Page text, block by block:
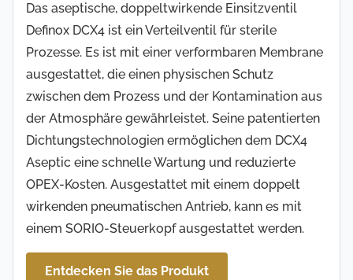
Das aseptische, doppeltwirkende Einsitzventil
Definox DCX4 ist ein Verteilventil für sterile
Prozesse. Es ist mit einer verformbaren Membrane
ausgestattet, die einen physischen Schutz
zwischen dem Prozess und der Kontamination aus
der Atmosphäre gewährleistet. Seine patentierten
Dichtungstechnologien ermöglichen dem DCX4
Aseptic eine schnelle Wartung und reduzierte
OPEX-Kosten. Ausgestattet mit einem doppelt
wirkenden pneumatischen Antrieb, kann es mit
einem SORIO-Steuerkopf ausgestattet werden.
Entdecken Sie das Produkt